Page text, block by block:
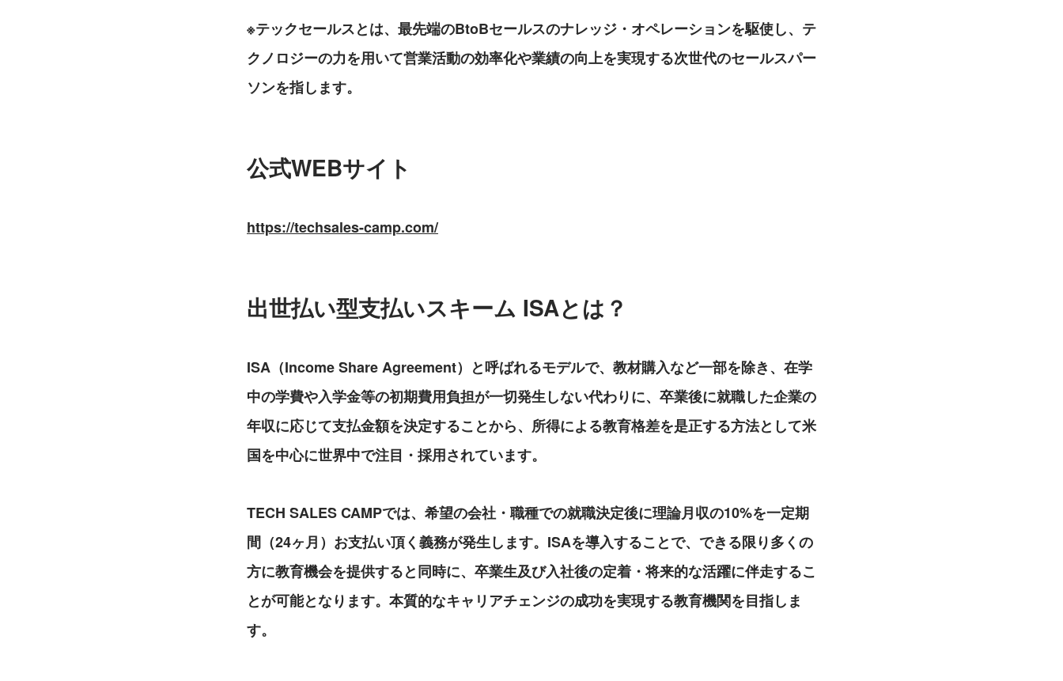
※テックセールスとは、最先端のBtoBセールスのナレッジ・オペレーションを駆使し、テ
クノロジーの力を用いて営業活動の効率化や業績の向上を実現する次世代のセールスパー
ソンを指します。
公式WEBサイト
https://techsales-camp.com/
出世払い型支払いスキーム ISAとは？
ISA（Income Share Agreement）と呼ばれるモデルで、教材購入など一部を除き、在学
中の学費や入学金等の初期費用負担が一切発生しない代わりに、卒業後に就職した企業の
年収に応じて支払金額を決定することから、所得による教育格差を是正する方法として米
国を中心に世界中で注目・採用されています。
TECH SALES CAMPでは、希望の会社・職種での就職決定後に理論月収の10%を一定期
間（24ヶ月）お支払い頂く義務が発生します。ISAを導入することで、できる限り多くの
方に教育機会を提供すると同時に、卒業生及び入社後の定着・将来的な活躍に伴走するこ
とが可能となります。本質的なキャリアチェンジの成功を実現する教育機関を目指しま
す。